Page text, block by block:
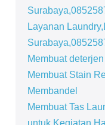
Layanan
Membuat
Membuat Stain
Membandel
Membuat Tas
untuk Kegiatan